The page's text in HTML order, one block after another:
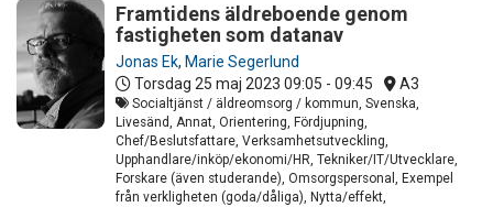
Framtidens äldreboende genom
fastigheten som datanav
Jonas Ek, Marie Segerlund
Torsdag 25 maj 2023 09:05 - 09:45 A3
Socialtjänst / äldreomsorg / kommun, Svenska,
Livesänd, Annat, Orientering, Fördjupning,
Chef/Beslutsfattare, Verksamhetsutveckling,
Upphandlare/inköp/ekonomi/HR, Tekniker/IT/Utvecklare,
Forskare (även studerande), Omsorgspersonal, Exempel
från verkligheten (goda/dåliga), Nytta/effekt,